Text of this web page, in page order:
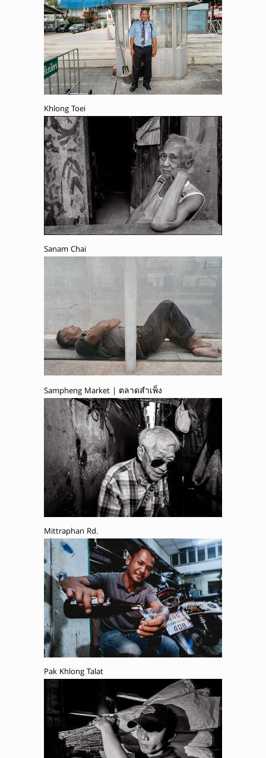
Khlong Toei
Sanam Chai
Sampheng Market | ตลาดสำเพ็ง
Mittraphan Rd.
Pak Khlong Talat